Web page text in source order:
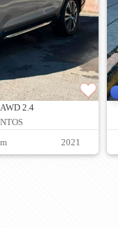
2.4
2021